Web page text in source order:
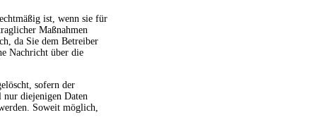
ist, wenn sie für
Maßnahmen
da Sie dem Betreiber
Nachricht über die
sofern der
nur diejenigen Daten
Soweit möglich,